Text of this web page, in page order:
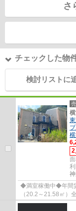
さ
チェックした物
検討リストに
2
◆満室稼働中◆年間
（20.2～21.58㎡）
ー付インターホン